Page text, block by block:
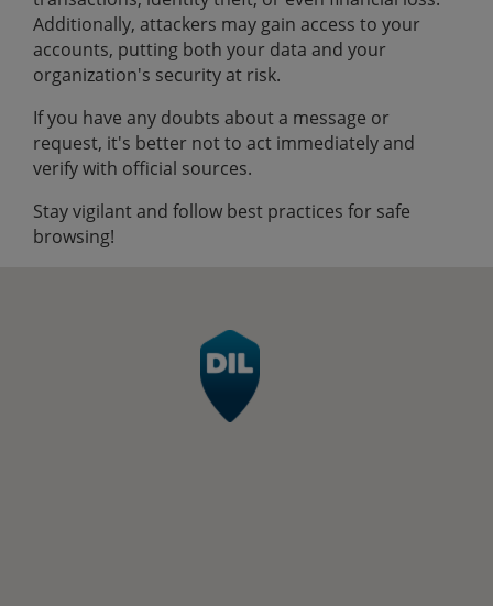
Additionally, attackers may gain access to your
accounts, putting both your data and your
organization's security at risk.
If you have any doubts about a message or
request, it's better not to act immediately and
verify with official sources.
Stay vigilant and follow best practices for safe
browsing!